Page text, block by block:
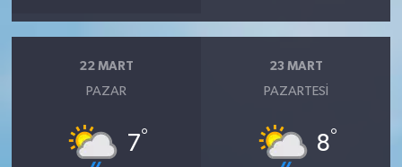
22 MART
PAZAR
7°
23 MART
PAZARTESI
8°